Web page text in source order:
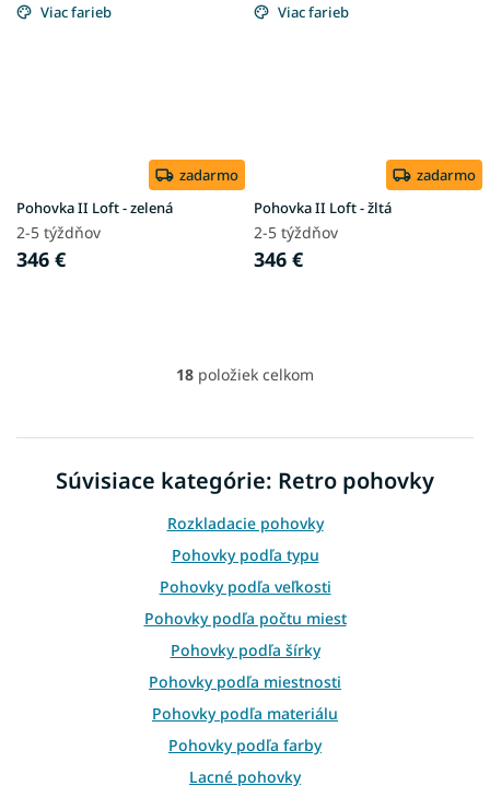
Viac farieb
zadarmo
Pohovka II Loft - zelená
2-5 týždňov
346 €
Viac farieb
zadarmo
Pohovka II Loft - žltá
2-5 týždňov
346 €
O
á
d
a
i
e
p
r
v
k
y
v
ý
p
i
s
u
18 položiek celkom
Súvisiace kategórie: Retro pohovky
Rozkladacie pohovky
Pohovky podľa typu
Pohovky podľa veľkosti
Pohovky podľa počtu miest
Pohovky podľa šírky
Pohovky podľa miestnosti
Pohovky podľa materiálu
Pohovky podľa farby
Lacné pohovky